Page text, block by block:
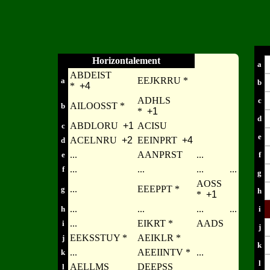
Horizontalement
a
ABDEIST
* +4
EEJKRRU *
b AILOOSST *
ADHLS
* +1
c ABDLORU +1 ACISU
d ACELNRU +2 EEINPRT +4
e ... AANPRST ...
f ... ... ... ...
g ... EEEPPT *
AOSS
* +1
h ... ... ... ...
i ... EIKRT * AADS
j EEKSSTUY * AEIKLR *
k ... AEEIINTV * ...
l AELLMS DEEPSS
a
b
c
d
e
f
g
h
i
j
k
l